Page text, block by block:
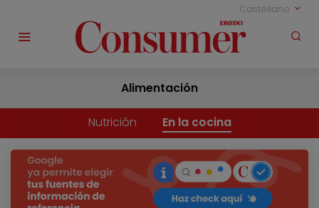
Castellano
Alimentación
Nutrición En la cocina